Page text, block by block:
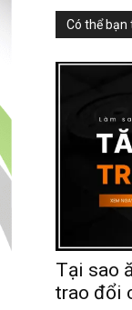
Có thể bạn
Tại sao
trao đổi